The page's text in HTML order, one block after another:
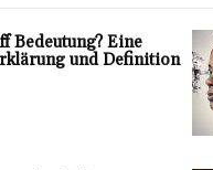
Bedeutung? Eine
und Definition